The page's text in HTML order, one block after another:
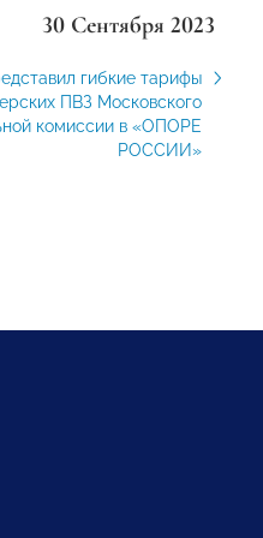
30 Сентября 2023
гибкие тарифы
ПВЗ Московского
комиссии в «ОПОРЕ
РОССИИ»